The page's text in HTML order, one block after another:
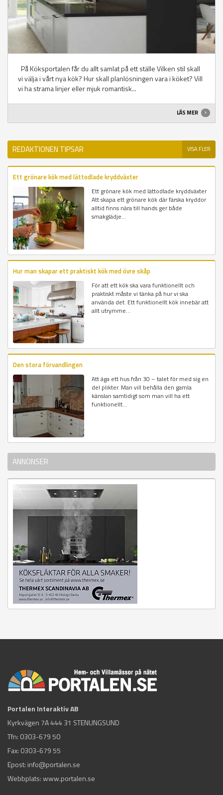
På Köksportalen får du allt samlat på ett ställe Vilken stil skall
vi välja i vårt nya kök? Hur skall planlösningen vara i köket? Vill
vi ha strama linjer eller mjuk romantisk...
LÄS MER
REDAKTIONEN TIPSAR VISA FLER
Ett grönare kök med lättodlade kryddväxter
Ett grönare kök med lättodlade kryddväxter
Att skapa ett grönare kök där färska kryddor
alltid finns nära till hands ger både
smakglädje...
Hur man skapar ett praktiskt kök med övre skåp
För att ett kök ska vara funktionellt och
praktiskt måste vi tänka på hur vi ska
använda det. Ett funktionellt kök innebär att
allt utrymme...
Den stora förvandlingen
Att äga ett hus från 30 – talet för med sig en
del plikter. Man vill behålla den gamla
känslan samtidigt som man vill ha ett
funktionellt...
ANNONSER
Portalen Interaktiv AB
Kyrkvägen 7A 444 31 STENUNGSUND
Tfn: 0303-679 50
Fax: 0303-679 55
Epost: info@portalen.se
Webbplats: www.portalen.se